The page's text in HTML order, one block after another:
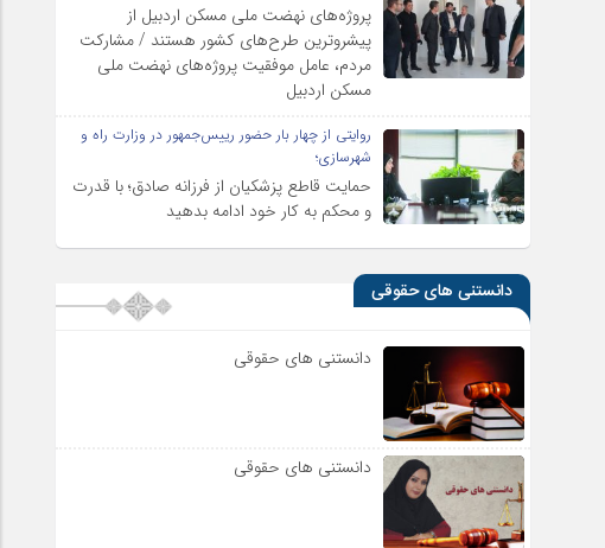
پروژه‌های نهضت ملی مسکن اردبیل از
پیشروترین طرح‌های کشور هستند / مشارکت
مردم، عامل موفقیت پروژه‌های نهضت ملی
مسکن اردبیل
روایتی از چهار بار حضور رییس‌جمهور در وزارت راه و
شهرسازی؛
حمایت قاطع پزشکیان از فرزانه صادق؛ با قدرت
و محکم به کار خود ادامه بدهید
دانستنی های حقوقی
دانستنی های حقوقی
دانستنی های حقوقی